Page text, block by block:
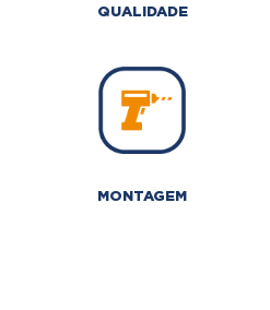
QUALIDADE
MONTAGEM